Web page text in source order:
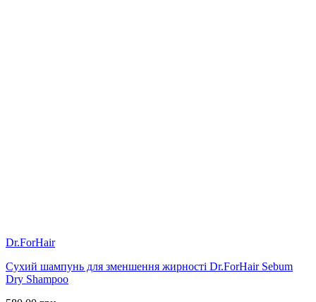
Dr.ForHair
Сухий шампунь для зменшення жирності Dr.ForHair Sebum
Dry Shampoo